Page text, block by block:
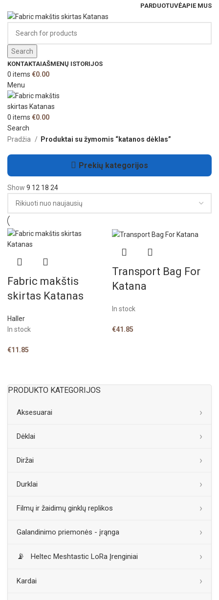
PARDUOTUVĖAPIE MUS
Search
KONTAKTAIAŠMENŲ ISTORIJOS
0 items €0.00
Menu
0 items €0.00
Search
PRODUKTO KATEGORIJOS
Aksesuarai
Dėklai
Diržai
Durklai
Filmų ir žaidimų ginklų replikos
Galandinimo priemonės - įrąnga
Heltec Meshtastic LoRa Įrenginiai
Kardai
Pradžia Produktai su žymomis “katanos dėklas”
Prekių kategorijos
Show 9 12 18 24
Fabric makštis
skirtas Katanas
Haller
In stock
€11.85
Transport Bag For
Katana
In stock
€41.85